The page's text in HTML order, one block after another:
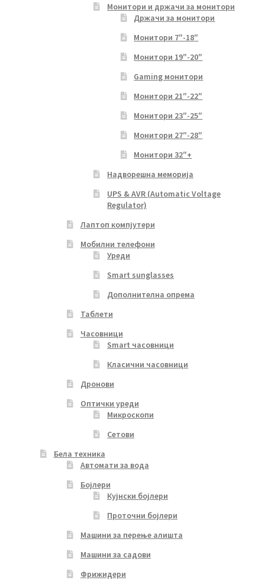
Монитори и држачи за монитори
Држачи за монитори
Монитори 7″-18″
Монитори 19″-20″
Gaming монитори
Монитори 21″-22″
Монитори 23″-25″
Монитори 27″-28″
Монитори 32″+
Надворешна меморија
UPS & AVR (Automatic Voltage
Regulator)
Лаптоп компјутери
Мобилни телефони
Уреди
Smart sunglasses
Дополнителна опрема
Таблети
Часовници
Smart часовници
Класични часовници
Дронови
Оптички уреди
Микроскопи
Сетови
Бела техника
Автомати за вода
Бојлери
Кујнски бојлери
Проточни бојлери
Машини за перење алишта
Машини за садови
Фрижидери